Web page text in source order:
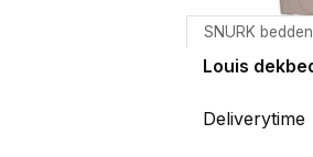
SNURK
Louis
Deliverytime